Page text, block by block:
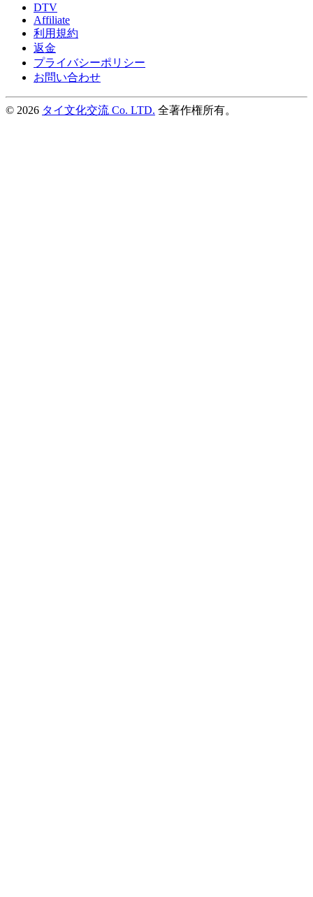
DTV
Affiliate
利用規約
返金
プライバシーポリシー
お問い合わせ
© 2026 タイ文化交流 Co. LTD. 全著作権所有。